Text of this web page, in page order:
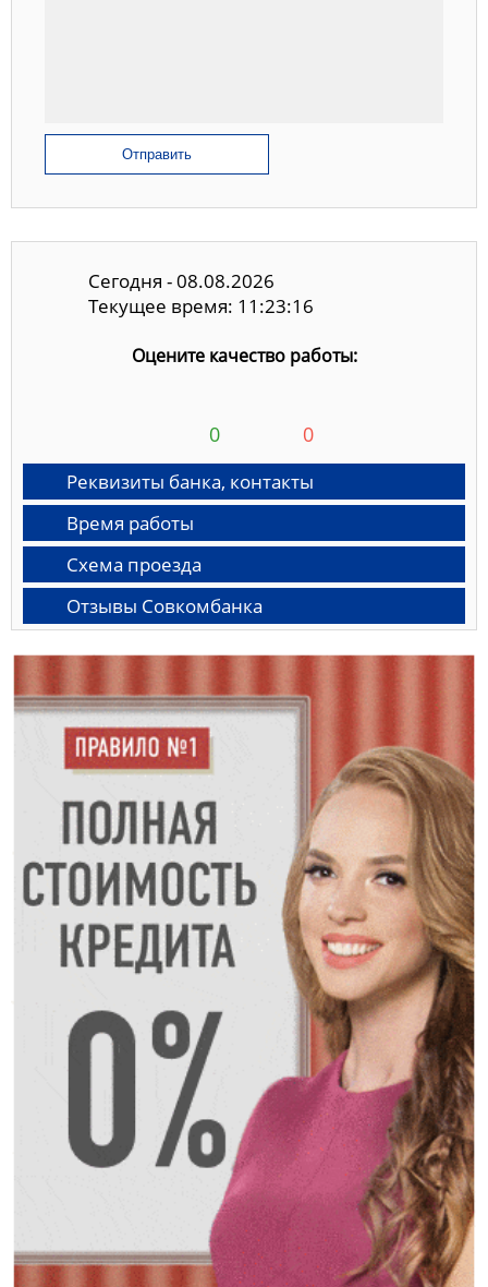
Отправить
Сегодня - 08.08.2026
Текущее время: 11:23:16
Оцените качество работы:
0 0
Реквизиты банка, контакты
Время работы
Схема проезда
Отзывы Совкомбанка